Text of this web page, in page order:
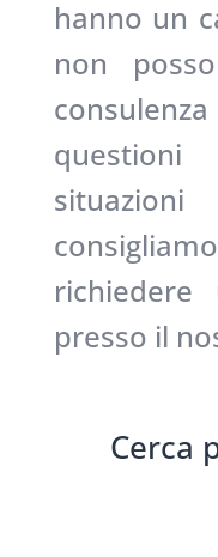
hanno un
non
richiedere
presso il
Cerca